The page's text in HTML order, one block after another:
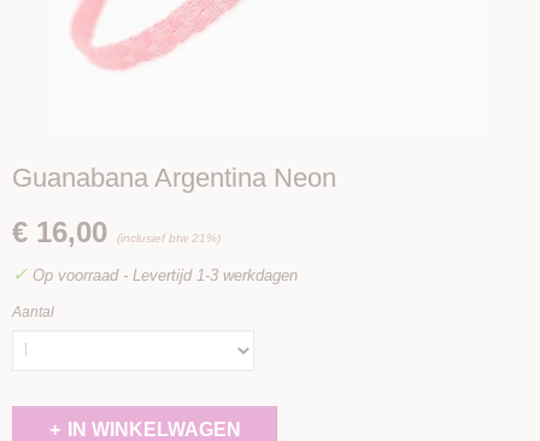
Guanabana Argentina Neon
€ 16,00 (inclusief btw 21%)
✓ Op voorraad - Levertijd 1-3 werkdagen
Aantal
IN WINKELWAGEN